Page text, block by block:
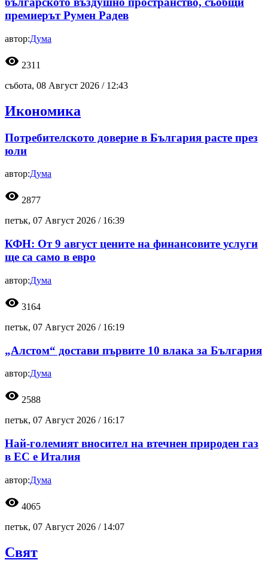
премиерът Румен Радев
автор:Дума
visibility 2311
събота, 08 Август 2026 / 12:43
Икономика
Потребителското доверие в България расте през
юли
автор:Дума
visibility 2877
петък, 07 Август 2026 / 16:39
КФН: От 9 август цените на финансовите услуги
ще са само в евро
автор:Дума
visibility 3164
петък, 07 Август 2026 / 16:19
„Алстом“ достави първите 10 влака за България
автор:Дума
visibility 2588
петък, 07 Август 2026 / 16:17
Най-големият вносител на втечнен природен газ
в ЕС е Италия
автор:Дума
visibility 4065
петък, 07 Август 2026 / 14:07
Свят